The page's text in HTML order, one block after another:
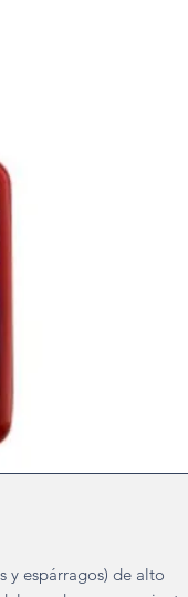
y espárragos) de alto